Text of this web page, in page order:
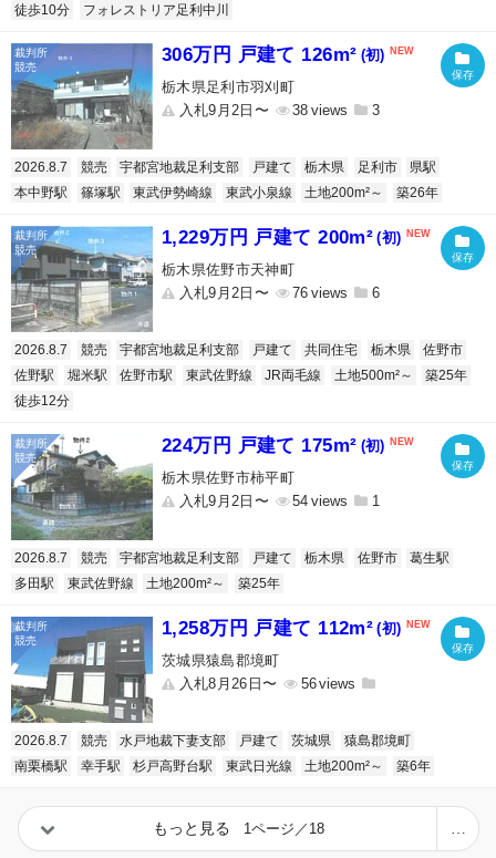
徒歩10分
フォレストリア足利中川
306万円 戸建て 126m² (初)
栃木県足利市羽刈町
入札9月2日〜
38 3
2026.8.7 競売 宇都宮地裁足利支部 戸建て 栃木県 足利市
県駅
本中野駅
篠塚駅 東武伊勢崎線 東武小泉線 土地200m²～ 築26年
1,229万円 戸建て 200m² (初)
栃木県佐野市天神町
入札9月2日〜
76 6
2026.8.7 競売 宇都宮地裁足利支部 戸建て 共同住宅 栃木県
佐野市
佐野駅
堀米駅 佐野市駅 東武佐野線 JR両毛線 土地500m²～
築25年
徒歩12分
224万円 戸建て 175m² (初)
栃木県佐野市柿平町
入札9月2日〜
54 1
2026.8.7 競売 宇都宮地裁足利支部 戸建て 栃木県 佐野市
葛生駅
多田駅
東武佐野線 土地200m²～ 築25年
1,258万円 戸建て 112m² (初)
茨城県猿島郡境町
入札8月26日〜
56
2026.8.7 競売 水戸地裁下妻支部 戸建て 茨城県
猿島郡境町
南栗橋駅
幸手駅 杉戸高野台駅 東武日光線 土地200m²～ 築6年
もっと見る 1ページ／18